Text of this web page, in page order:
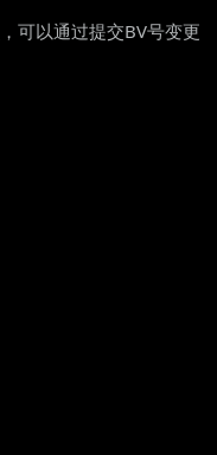
可以通过提交BV号变更